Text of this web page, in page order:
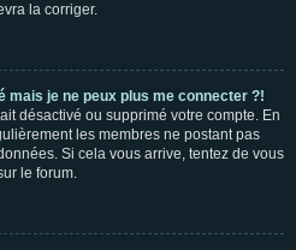
la corriger.
je ne peux plus me connecter ?!
désactivé ou supprimé votre compte. En
les membres ne postant pas
Si cela vous arrive, tentez de vous
le forum.